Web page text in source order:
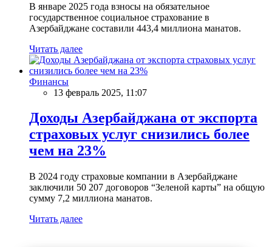
В январе 2025 года взносы на обязательное
государственное социальное страхование в
Азербайджане составили 443,4 миллиона манатов.
Читать далее
Финансы
13 февраль 2025, 11:07
Доходы Азербайджана от экспорта
страховых услуг снизились более
чем на 23%
В 2024 году страховые компании в Азербайджане
заключили 50 207 договоров “Зеленой карты” на общую
сумму 7,2 миллиона манатов.
Читать далее